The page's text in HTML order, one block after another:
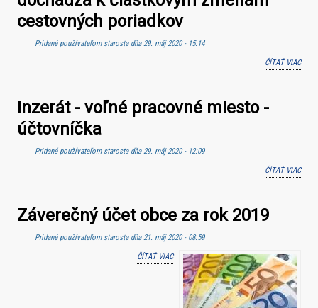
cestovných poriadkov
Pridané používateľom starostadňa 29. máj 2020 - 15:14
ČÍTAŤ VIACO
Inzerát - voľné pracovné miesto -
účtovníčka
Pridané používateľom starostadňa 29. máj 2020 - 12:09
ČÍTAŤ VIACO
Záverečný účet obce za rok 2019
Pridané používateľom starostadňa 21. máj 2020 - 08:59
ČÍTAŤ VIACO ZÁVEREČNÝ ÚČET OBCE ZA ROK 2019